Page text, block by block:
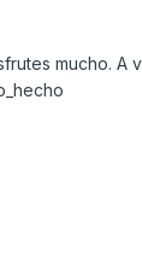
mucho. A